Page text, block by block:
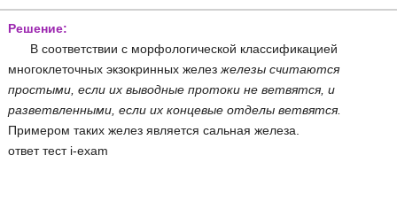
Решение:
В соответствии с морфологической классификацией
многоклеточных экзокринных желез железы считаются
простыми, если их выводные протоки не ветвятся, и
разветвленными, если их концевые отделы ветвятся.
Примером таких желез является сальная железа.
ответ тест i-exam